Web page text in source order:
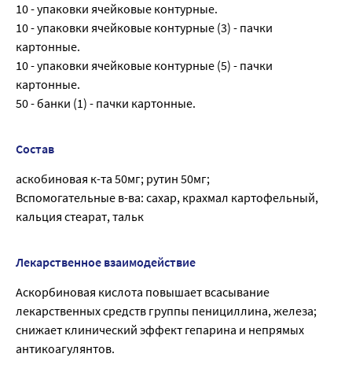
10 - упаковки ячейковые контурные.
10 - упаковки ячейковые контурные (3) - пачки
картонные.
10 - упаковки ячейковые контурные (5) - пачки
картонные.
50 - банки (1) - пачки картонные.
Состав
аскобиновая к-та 50мг; рутин 50мг;
Вспомогательные в-ва: сахар, крахмал картофельный,
кальция стеарат, тальк
Лекарственное взаимодействие
Аскорбиновая кислота повышает всасывание
лекарственных средств группы пенициллина, железа;
снижает клинический эффект гепарина и непрямых
антикоагулянтов.